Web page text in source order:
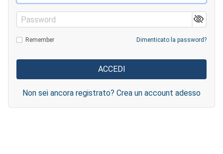
Password
Remember Dimenticato la password?
Non sei ancora registrato? Crea un account adesso